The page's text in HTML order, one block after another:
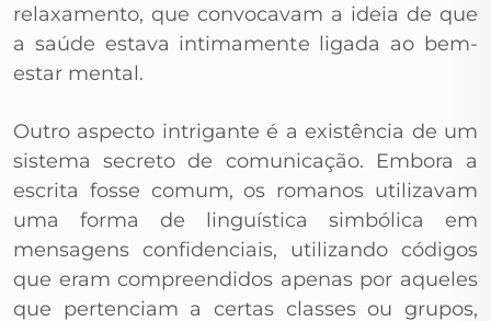
relaxamento, que convocavam a ideia de que
a saúde estava intimamente ligada ao bem-
estar mental.
Outro aspecto intrigante é a existência de um
sistema secreto de comunicação. Embora a
escrita fosse comum, os romanos utilizavam
uma forma de linguística simbólica em
mensagens confidenciais, utilizando códigos
que eram compreendidos apenas por aqueles
que pertenciam a certas classes ou grupos,